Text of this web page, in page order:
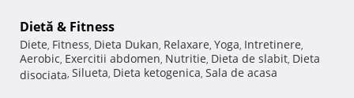
Dietă & Fitness
Diete, Fitness, Dieta Dukan, Relaxare, Yoga, Intretinere,
Aerobic, Exercitii abdomen, Nutritie, Dieta de slabit, Dieta
disociata, Silueta, Dieta ketogenica, Sala de acasa